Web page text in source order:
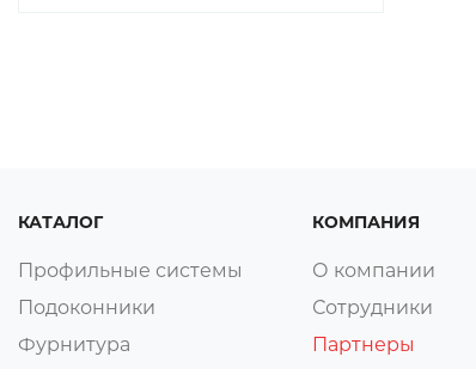
КАТАЛОГ
Профильные системы
Подоконники
Фурнитура
КОМПАНИЯ
О компании
Сотрудники
Партнеры